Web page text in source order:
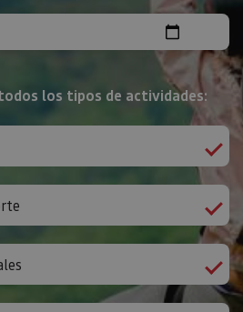
los tipos de actividades: